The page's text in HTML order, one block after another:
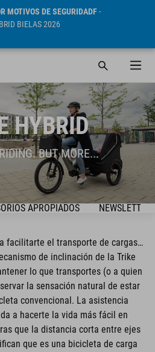
MOTIVOS DE SEGURIDADF-
BIELAS 2026
HYBRID
BUT MORE...
APROPIADOS NEWSLETTER
facilitarte el transporte de cargas…
de inclinación de la Trike
lo que transportes (o a quien
la sensación natural de estar
convencional. La asistencia
a hacerte la vida más fácil en
que la distancia corta entre ejes
que es una bicicleta de carga